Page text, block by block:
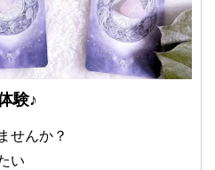
験♪
せんか？
い